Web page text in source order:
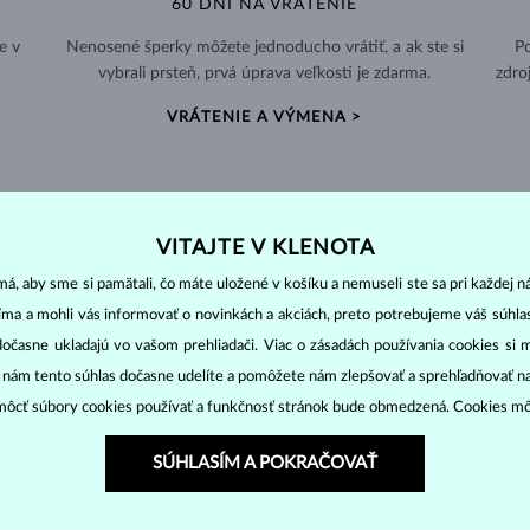
v
60 DNÍ NA VRÁTENIE
Nenosené šperky môžete jednoducho vrátiť, a ak ste si
vybrali prsteň, prvá úprava veľkosti je zdarma.
VRÁTENIE A VÝMENA >
PERLOVÉ ŠPERKY
ostatných drahokamov. Vznikajú vo vnútri lastúry morských i
Nadobúdajú
Môžu dosahovať veľkosť 5-9 mm v závislosti na teplote vody. Akoya
sú pestované špeciálnym druhom ustríc. Tahitské perly sú tmavo
VITAJTE V KLENOTA
aby sme si pamätali, čo máte uložené v košíku a nemuseli ste sa pri každej
a mohli vás informovať o novinkách a akciách, preto potrebujeme váš
ukladajú vo vašom prehliadači. Viac o zásadách používania cookies si
nám tento súhlas dočasne udelíte a pomôžete nám zlepšovať a sprehľadňovať
súbory cookies používať a funkčnosť stránok bude obmedzená. Cookies
SÚHLASÍM A POKRAČOVAŤ